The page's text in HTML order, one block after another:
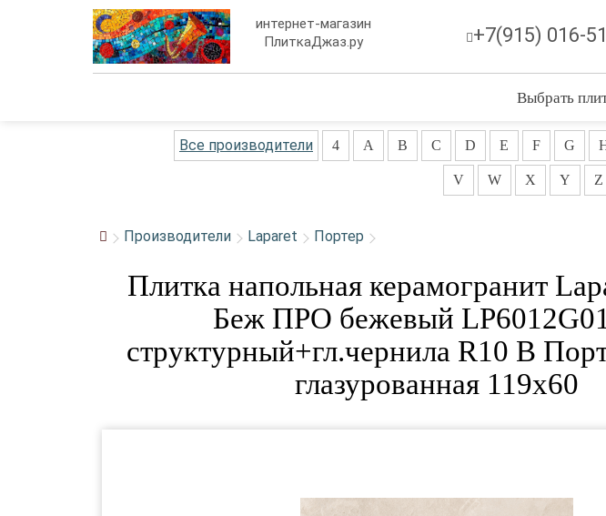
интернет-магазин
ПлиткаДжаз.ру
+7(915) 016-
Выбрать
Все производители 4 A B C D E F G
V W X Y Z
Производители Laparet Портер
Плитка напольная керамогранит
Беж ПРО бежевый
структурный+гл.чернила R10 B
глазурованная 119x60